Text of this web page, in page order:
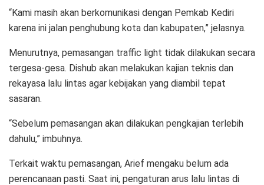
“Kami masih akan berkomunikasi dengan Pemkab Kediri
karena ini jalan penghubung kota dan kabupaten,” jelasnya.
Menurutnya, pemasangan traffic light tidak dilakukan secara
tergesa-gesa. Dishub akan melakukan kajian teknis dan
rekayasa lalu lintas agar kebijakan yang diambil tepat
sasaran.
“Sebelum pemasangan akan dilakukan pengkajian terlebih
dahulu,” imbuhnya.
Terkait waktu pemasangan, Arief mengaku belum ada
perencanaan pasti. Saat ini, pengaturan arus lalu lintas di